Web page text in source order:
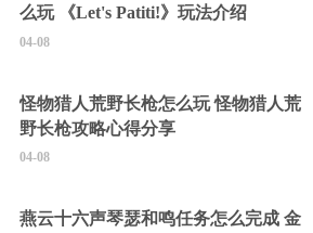
么玩 《Let's Patiti!》玩法介绍
04-08
怪物猎人荒野长枪怎么玩 怪物猎人荒
野长枪攻略心得分享
04-08
燕云十六声琴瑟和鸣任务怎么完成 金